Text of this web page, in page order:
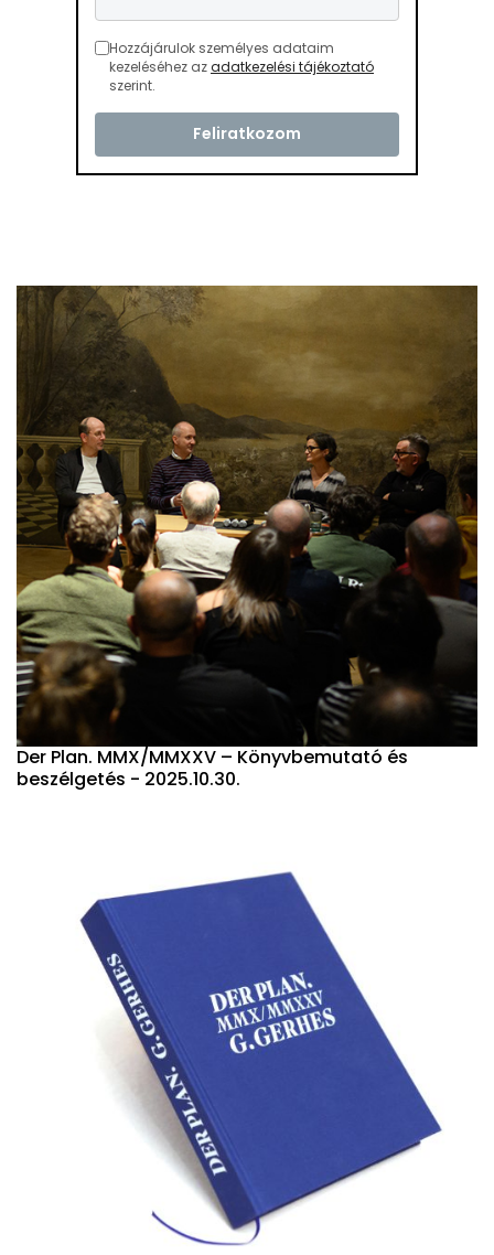
Hozzájárulok személyes adataim
kezeléséhez azadatkezelési tájékoztató
szerint.
Der Plan. MMX/MMXXV – Könyvbemutató és
beszélgetés - 2025.10.30.